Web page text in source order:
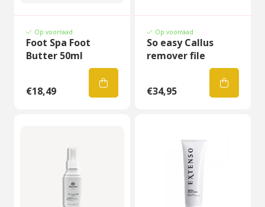
Op voorraad
Foot Spa Foot
Butter 50ml
€18,49
Op voorraad
So easy Callus
remover file
€34,95